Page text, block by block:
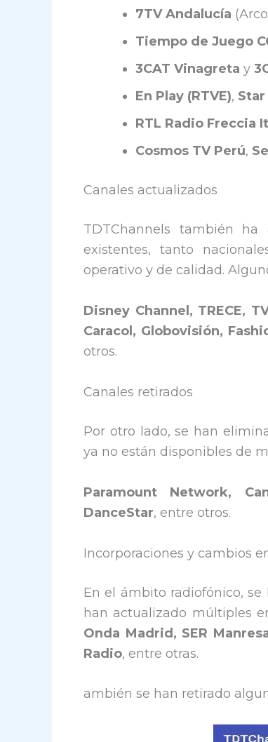
7TV Andalucía
Tiempo de Juego
3CAT Vinagreta y
En Play (RTVE), Star
RTL Radio Freccia
Cosmos TV Perú,
Canales actualizados
TDTChannels también
existentes, tanto
operativo y de calidad.
Disney Channel, TRECE,
Caracol, Globovisión,
otros.
Canales retirados
Por otro lado, se han
ya no están disponibles de
Paramount Network,
DanceStar, entre otros.
Incorporaciones y cambios
En el ámbito radiofónico, se
han actualizado múltiples
Onda Madrid, SER
Radio, entre otras.
ambién se han retirado